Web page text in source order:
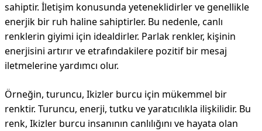
sahiptir. İletişim konusunda yeteneklidirler ve genellikle
enerjik bir ruh haline sahiptirler. Bu nedenle, canlı
renklerin giyimi için idealdirler. Parlak renkler, kişinin
enerjisini artırır ve etrafındakilere pozitif bir mesaj
iletmelerine yardımcı olur.
Örneğin, turuncu, Ikizler burcu için mükemmel bir
renktir. Turuncu, enerji, tutku ve yaratıcılıkla ilişkilidir. Bu
renk, Ikizler burcu insanının canlılığını ve hayata olan